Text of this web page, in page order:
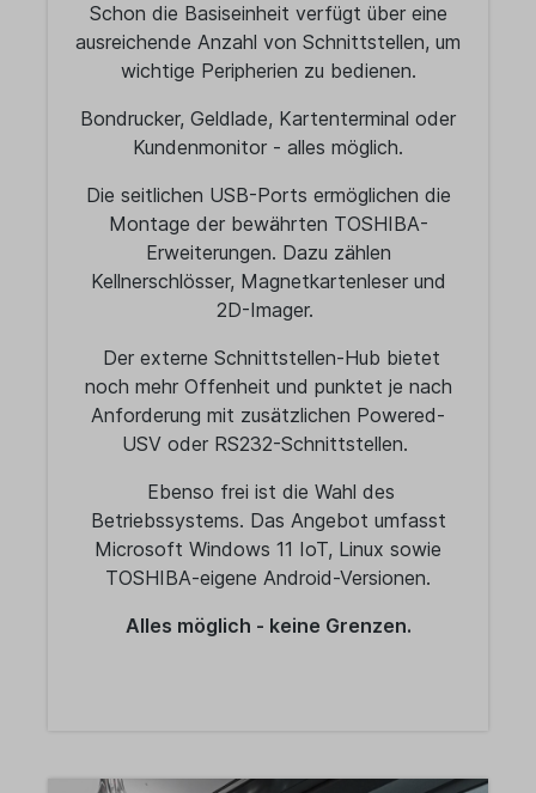
Schon die Basiseinheit verfügt über eine
ausreichende Anzahl von Schnittstellen, um
wichtige Peripherien zu bedienen.
Bondrucker, Geldlade, Kartenterminal oder
Kundenmonitor - alles möglich.
Die seitlichen USB-Ports ermöglichen die
Montage der bewährten TOSHIBA-
Erweiterungen. Dazu zählen
Kellnerschlösser, Magnetkartenleser und
2D-Imager.
Der externe Schnittstellen-Hub bietet
noch mehr Offenheit und punktet je nach
Anforderung mit zusätzlichen Powered-
USV oder RS232-Schnittstellen.
Ebenso frei ist die Wahl des
Betriebssystems. Das Angebot umfasst
Microsoft Windows 11 IoT, Linux sowie
TOSHIBA-eigene Android-Versionen.
Alles möglich - keine Grenzen.